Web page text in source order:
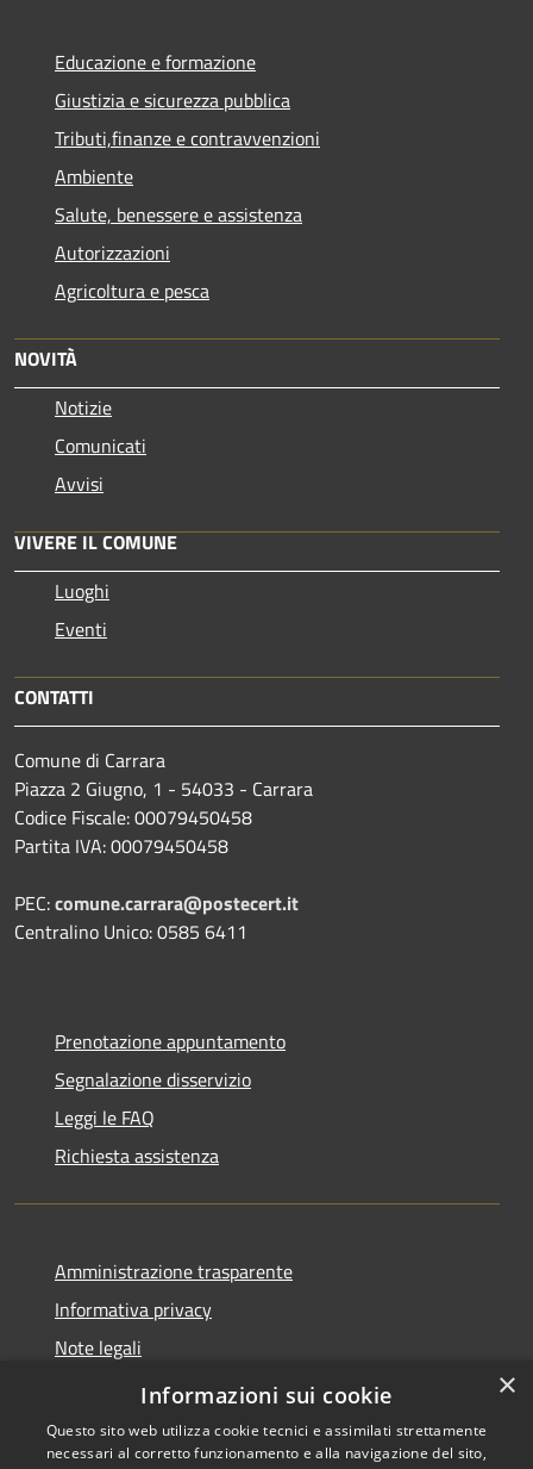
Educazione e formazione
Giustizia e sicurezza pubblica
Tributi,finanze e contravvenzioni
Ambiente
Salute, benessere e assistenza
Autorizzazioni
Agricoltura e pesca
NOVITÀ
Notizie
Comunicati
Avvisi
VIVERE IL COMUNE
Luoghi
Eventi
CONTATTI
Comune di Carrara
Piazza 2 Giugno, 1 - 54033 - Carrara
Codice Fiscale: 00079450458
Partita IVA: 00079450458
PEC:comune.carrara@postecert.it
Centralino Unico: 0585 6411
Prenotazione appuntamento
Segnalazione disservizio
Leggi le FAQ
Richiesta assistenza
Amministrazione trasparente
Informativa privacy
Note legali
Dichiarazione di accessibilità
×
Informazioni sui cookie
Questo sito web utilizza cookie tecnici e assimilati strettamente
necessari al corretto funzionamento e alla navigazione del sito,